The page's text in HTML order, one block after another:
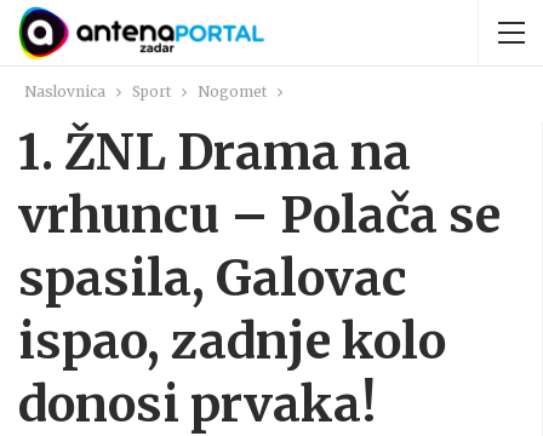
Naslovnica Sport Nogomet
1. ŽNL Drama na
vrhuncu – Polača se
spasila, Galovac
ispao, zadnje kolo
donosi prvaka!